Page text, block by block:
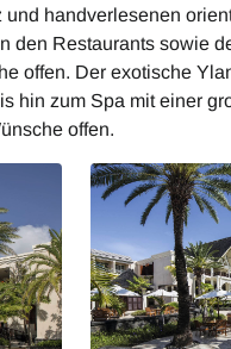
handverlesenen
den Restaurants sowie
offen. Der exotische
hin zum Spa mit einer
offen.